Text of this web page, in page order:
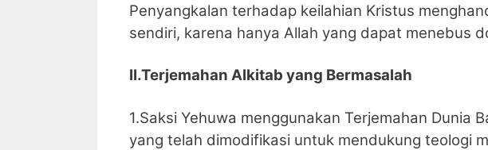
Penyangkalan terhadap keilahian Kristus
sendiri, karena hanya Allah yang dapat menebus
II.Terjemahan Alkitab yang Bermasalah
1.Saksi Yehuwa menggunakan Terjemahan Dunia
yang telah dimodifikasi untuk mendukung teologi